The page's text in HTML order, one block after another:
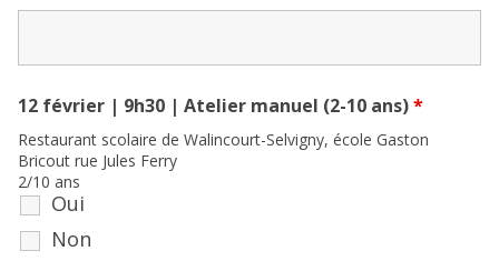
12 février | 9h30 | Atelier manuel (2-10 ans)*
Oui
Non
Restaurant scolaire de Walincourt-Selvigny, école Gaston
Bricout rue Jules Ferry
2/10 ans